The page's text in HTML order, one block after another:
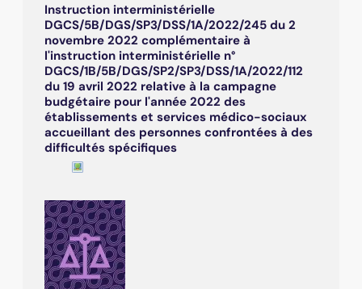
Instruction interministérielle
DGCS/5B/DGS/SP3/DSS/1A/2022/245 du 2
novembre 2022 complémentaire à
l'instruction interministérielle n°
DGCS/1B/5B/DGS/SP2/SP3/DSS/1A/2022/112
du 19 avril 2022 relative à la campagne
budgétaire pour l'année 2022 des
établissements et services médico-sociaux
accueillant des personnes confrontées à des
difficultés spécifiques